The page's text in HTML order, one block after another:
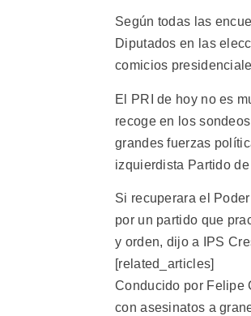
Según todas las
Diputados en las
comicios
El PRI de hoy no es
recoge en los
grandes fuerzas
izquierdista Partido
Si recuperara el
por un partido que
y orden, dijo a IPS
[related_articles]
Conducido por Felipe
con asesinatos a